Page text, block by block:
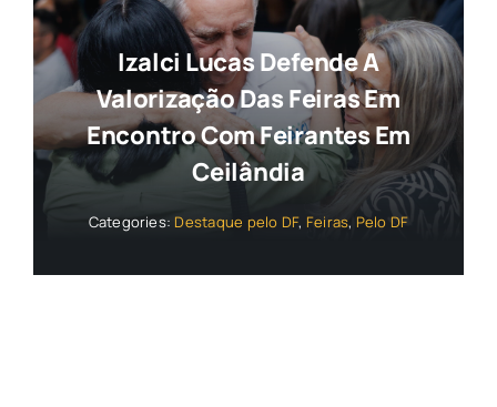
Izalci Lucas Defende A
Valorização Das Feiras Em
Encontro Com Feirantes Em
Ceilândia
Categories: Destaque pelo DF, Feiras, Pelo DF